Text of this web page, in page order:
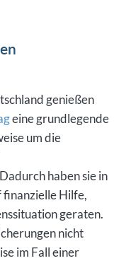
genießen
eine grundlegende
um die
haben sie in
finanzielle Hilfe,
geraten.
nicht
im Fall einer